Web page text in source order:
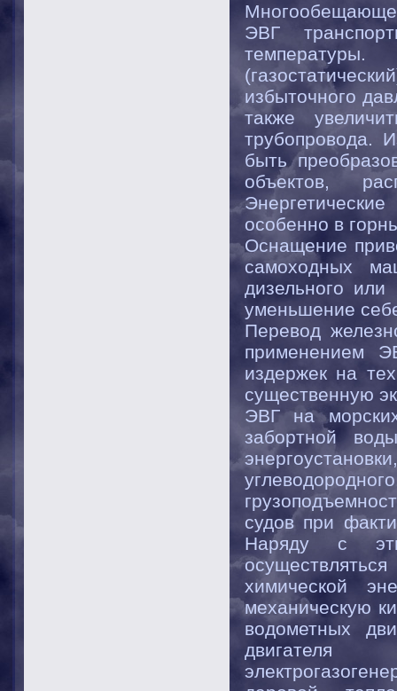
ЭВГ
избыточного
также
трубопровода.
быть
объектов,
особенно в
Оснащение
самоходных
дизельного или
уменьшение
Перевод
применением
издержек на
существенную
ЭВГ на
забортной
судов при
Наряду с
химической
механическую
водометных